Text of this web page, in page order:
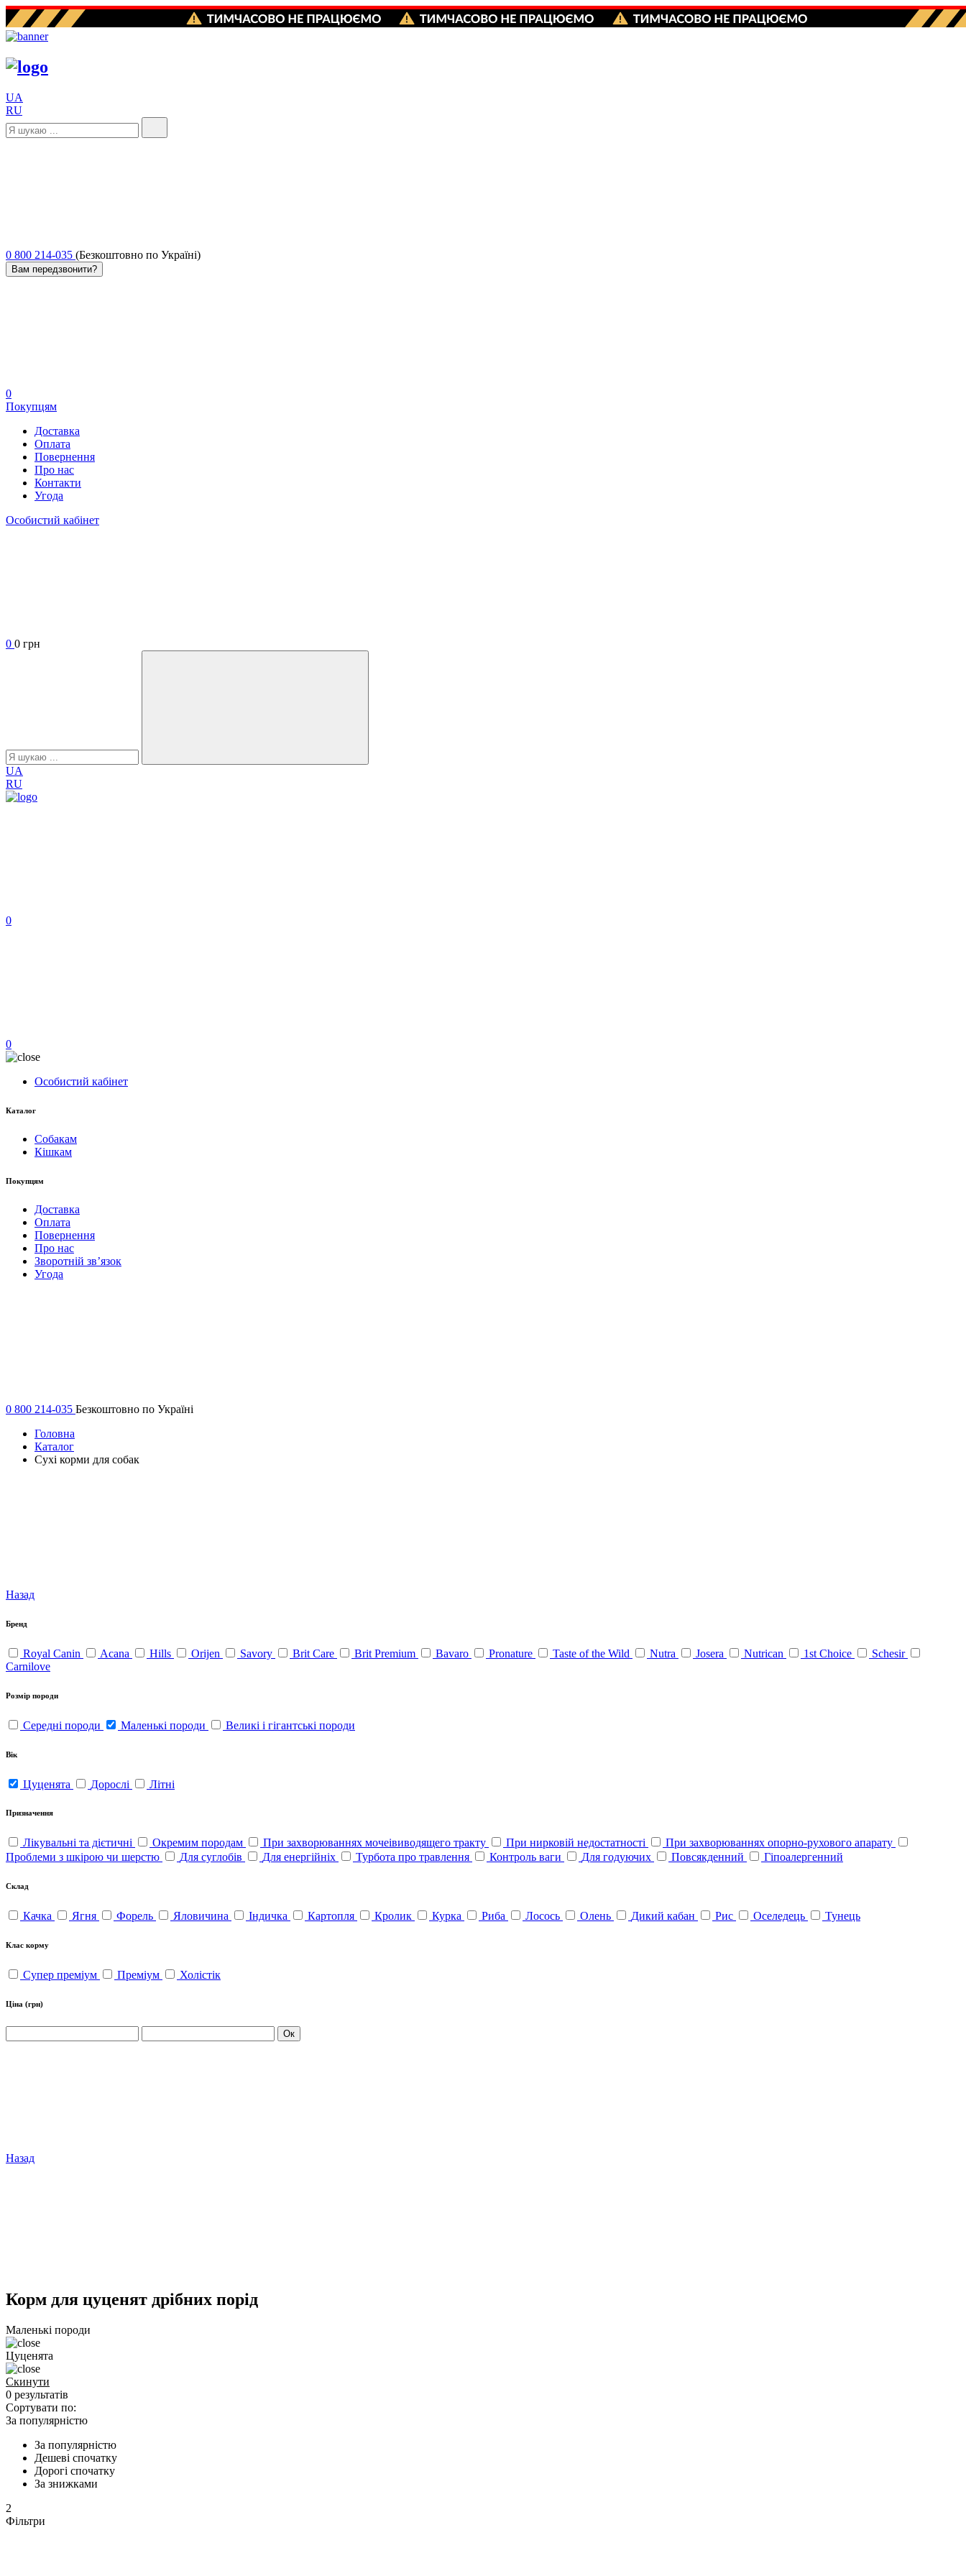
UA
RU
0 800 214-035 (Безкоштовно по Україні)
Вам передзвонити?
0
Покупцям
Доставка
Оплата
Повернення
Про нас
Контакти
Угода
Особистий кабінет
0 0 грн
UA
RU
0
0
Особистий кабінет
Каталог
Собакам
Кішкам
Покупцям
Доставка
Оплата
Повернення
Про нас
Зворотній зв’язок
Угода
0 800 214-035 Безкоштовно по Україні
Головна
Каталог
Сухі корми для собак
Назад
Бренд
Royal Canin Acana Hills Orijen Savory Brit Care Brit Premium Bavaro Pronature Taste of the Wild Nutra Josera Nutrican 1st Choice
Schesir
Carnilove
Розмір породи
Середні породи Маленькі породи Великі і гігантські породи
Вік
Цуценята Дорослі Літні
Призначення
Лікувальні та дієтичні Окремим породам При захворюваннях мочеівиводящего тракту При нирковій недостатності
При захворюваннях опорно-рухового апарату
Проблеми з шкірою чи шерстю
Для суглобів Для енергійніх Турбота про травлення Контроль ваги Для годуючих Повсякденний Гіпоалергенний
Склад
Качка Ягня Форель Яловичина Індичка Картопля Кролик Курка Риба Лосось Олень Дикий кабан Рис Оселедець Тунець
Клас корму
Супер преміум Преміум Холістік
Ціна (грн)
Ок
Назад
Корм для цуценят дрібних порід
Маленькі породи
Цуценята
Скинути
0 результатів
Сортувати по:
За популярністю
За популярністю
Дешеві спочатку
Дорогі спочатку
За знижками
2
Фільтри